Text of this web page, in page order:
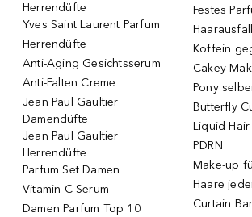
Herrendüfte
Yves Saint Laurent Parfum
Herrendüfte
Anti-Aging Gesichtsserum
Anti-Falten Creme
Jean Paul Gaultier
Damendüfte
Jean Paul Gaultier
Herrendüfte
Parfum Set Damen
Vitamin C Serum
Damen Parfum Top 10
Festes
Koffein
Cakey
Pony
Butterfly
Liquid Hair
PDRN
Make-up
Haare
Curtain